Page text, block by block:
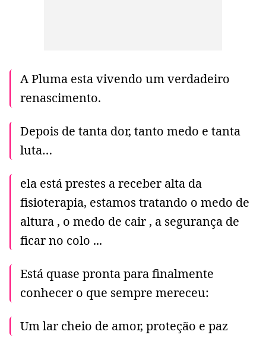
A Pluma esta vivendo um verdadeiro
renascimento.
Depois de tanta dor, tanto medo e tanta
luta…
ela está prestes a receber alta da
fisioterapia, estamos tratando o medo de
altura , o medo de cair , a segurança de
ficar no colo ...
Está quase pronta para finalmente
conhecer o que sempre mereceu:
Um lar cheio de amor, proteção e paz